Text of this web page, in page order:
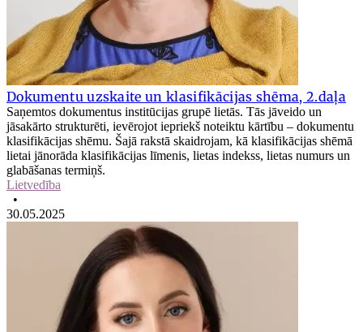
Dokumentu uzskaite un klasifikācijas shēma, 2.daļa
Saņemtos dokumentus institūcijas grupē lietās. Tās jāveido un
jāsakārto strukturēti, ievērojot iepriekš noteiktu kārtību – dokumentu
klasifikācijas shēmu. Šajā rakstā skaidrojam, kā klasifikācijas shēmā
lietai jānorāda klasifikācijas līmenis, lietas indekss, lietas numurs un
glabāšanas termiņš.
Lietvedība
•
30.05.2025